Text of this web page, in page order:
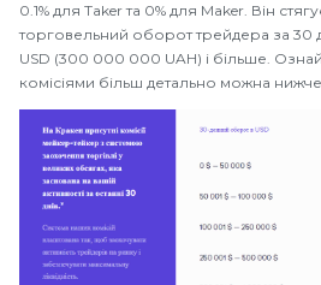
0.1% для Taker та 0% для Maker. Він
торговельний оборот трейдера за 30
USD (300 000 000 UAH) і більше.
комісіями більш детально можна